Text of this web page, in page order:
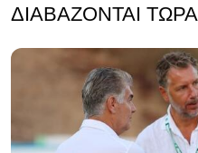
ΔΙΑΒΆΖΟΝΤΑΙ ΤΏΡΑ